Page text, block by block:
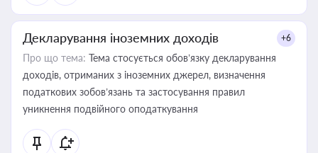
Декларування іноземних доходів +6
Про що тема: Тема стосується обов’язку декларування
доходів, отриманих з іноземних джерел, визначення
податкових зобов’язань та застосування правил
уникнення подвійного оподаткування